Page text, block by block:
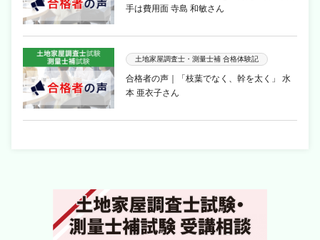
手は費用面 寺島 和敏さん
土地家屋調査士・測量士補 合格体験記
合格者の声｜「枝葉でなく、幹を太く」 水
本 亜衣子さん